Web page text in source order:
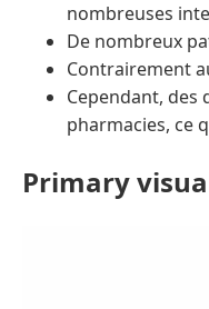
nombreuses
De nombreux
Contrairement
Cependant, des
pharmacies, ce
Primary